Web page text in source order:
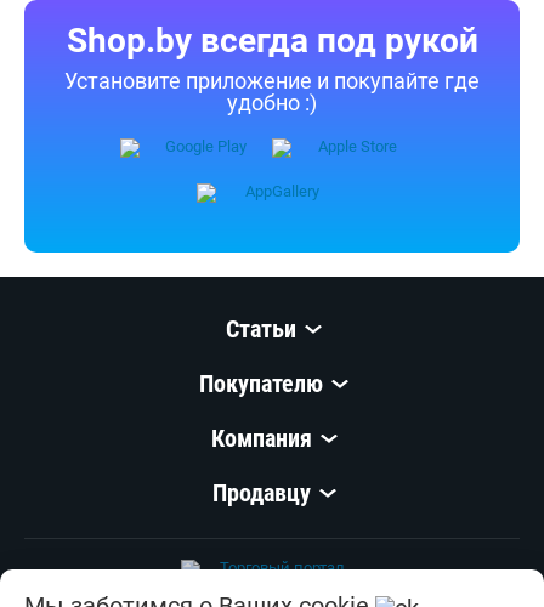
Shop.by всегда под рукой
Установите приложение и покупайте где
удобно :)
Статьи
Покупателю
Компания
Продавцу